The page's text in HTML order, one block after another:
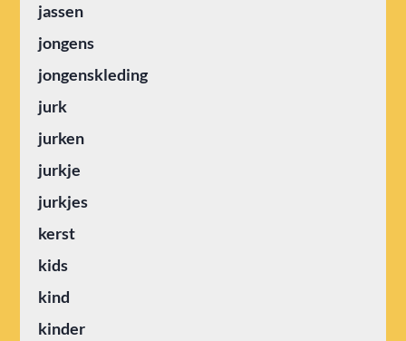
jassen
jongens
jongenskleding
jurk
jurken
jurkje
jurkjes
kerst
kids
kind
kinder